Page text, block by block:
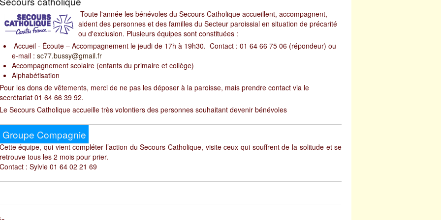
Toute l'année les bénévoles du Secours Catholique accueillent, accompagnent,
aident des personnes et des familles du Secteur paroissial en situation de précarité
ou d'exclusion. Plusieurs équipes sont constituées :
Accueil - Écoute – Accompagnement le jeudi de 17h à 19h30. Contact : 01 64 66 75 06 (répondeur) ou
e-mail : sc77.bussy@gmail.fr
Accompagnement scolaire (enfants du primaire et collège)
Alphabétisation
Pour les dons de vêtements, merci de ne pas les déposer à la paroisse, mais prendre contact via le
secrétariat 01 64 66 39 92.
Le Secours Catholique accueille très volontiers des personnes souhaitant devenir bénévoles
Groupe Compagnie
Cette équipe, qui vient compléter l’action du Secours Catholique, visite ceux qui souffrent de la solitude et se
retrouve tous les 2 mois pour prier.
Contact : Sylvie 01 64 02 21 69